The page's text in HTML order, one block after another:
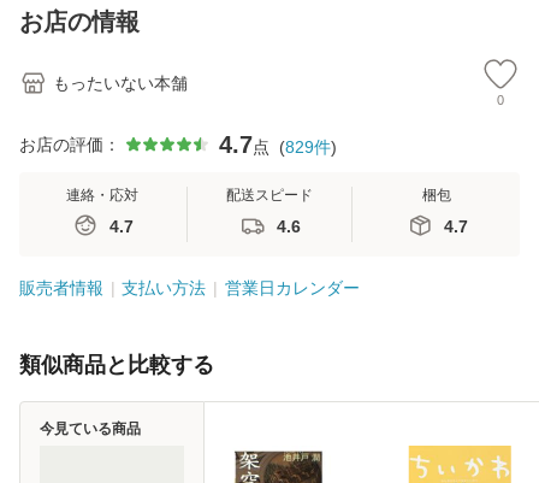
恵 藤本幸三 / 南江
堂 [単行
お店の情報
もったいない本舗
0
お店の評価： 4.7点 (829件)
連絡・応対
4.7
配送スピード
4.6
梱包
4.7
販売者情報 支払い方法 営業日カレンダー
類似商品と比較する
今見ている商品